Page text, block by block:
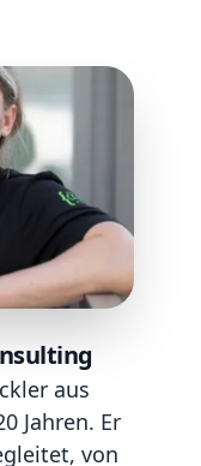
aus
Jahren. Er
von